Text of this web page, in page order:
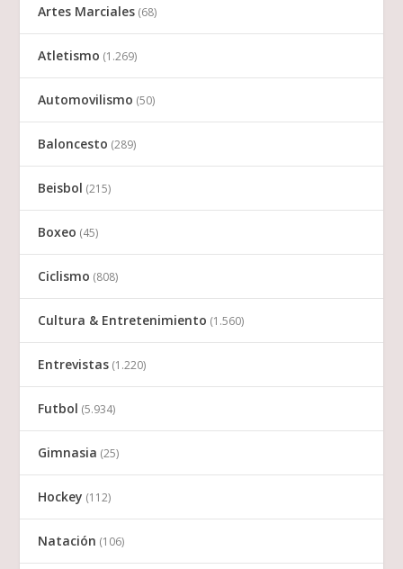
Artes Marciales (68)
Atletismo (1.269)
Automovilismo (50)
Baloncesto (289)
Beisbol (215)
Boxeo (45)
Ciclismo (808)
Cultura & Entretenimiento (1.560)
Entrevistas (1.220)
Futbol (5.934)
Gimnasia (25)
Hockey (112)
Natación (106)